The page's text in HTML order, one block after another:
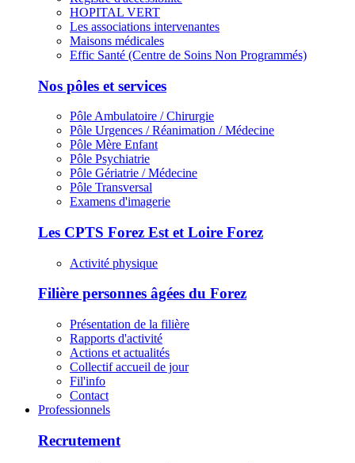
HOPITAL VERT
Les associations intervenantes
Maisons médicales
Effic Santé (Centre de Soins Non Programmés)
Nos pôles et services
Pôle Ambulatoire / Chirurgie
Pôle Urgences / Réanimation / Médecine
Pôle Mère Enfant
Pôle Psychiatrie
Pôle Gériatrie / Médecine
Pôle Transversal
Examens d'imagerie
Les CPTS Forez Est et Loire Forez
Activité physique
Filière personnes âgées du Forez
Présentation de la filière
Rapports d'activité
Actions et actualités
Collectif accueil de jour
Fil'info
Contact
Professionnels
Recrutement